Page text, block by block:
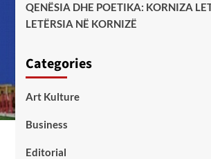
QENËSIA DHE POETIKA: KORNIZA
LETËRSIA NË KORNIZË
Categories
Art Kulture
Business
Editorial